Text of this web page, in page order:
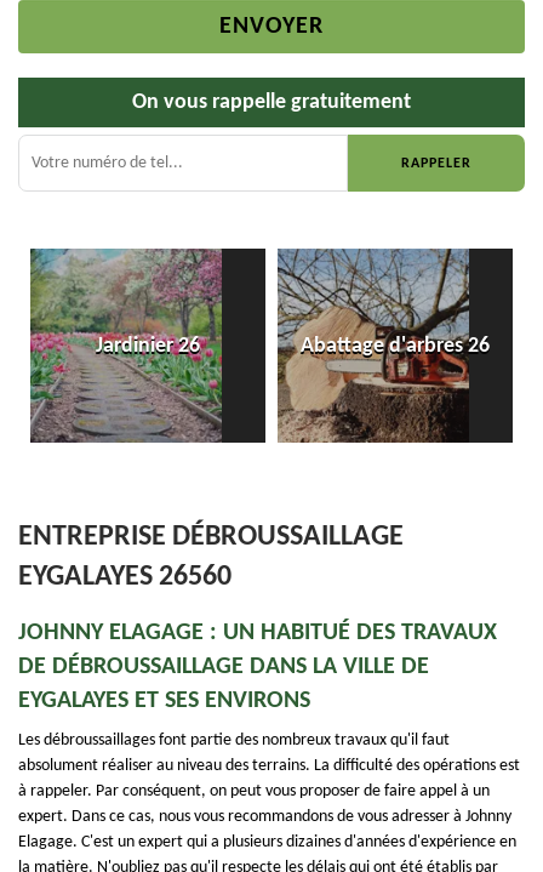
On vous rappelle gratuitement
Jardinier 26 Abattage d'arbres 26
ENTREPRISE DÉBROUSSAILLAGE
EYGALAYES 26560
JOHNNY ELAGAGE : UN HABITUÉ DES TRAVAUX
DE DÉBROUSSAILLAGE DANS LA VILLE DE
EYGALAYES ET SES ENVIRONS
Les débroussaillages font partie des nombreux travaux qu'il faut
absolument réaliser au niveau des terrains. La difficulté des opérations est
à rappeler. Par conséquent, on peut vous proposer de faire appel à un
expert. Dans ce cas, nous vous recommandons de vous adresser à Johnny
Elagage. C'est un expert qui a plusieurs dizaines d'années d'expérience en
la matière. N'oubliez pas qu'il respecte les délais qui ont été établis par